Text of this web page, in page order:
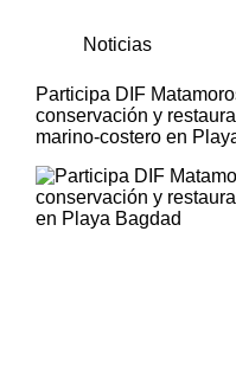
Noticias
Participa DIF
conservación y
marino-costero en